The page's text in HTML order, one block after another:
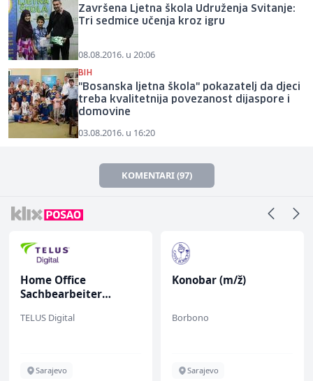
Završena Ljetna škola Udruženja Svitanje:
Tri sedmice učenja kroz igru
08.08.2016. u 20:06
BIH
"Bosanska ljetna škola" pokazatelj da djeci
treba kvalitetnija povezanost dijaspore i
domovine
03.08.2016. u 16:20
KOMENTARI (97)
Home Office
Sachbearbeiter
bekannten deutschen
TELUS Digital
Sarajevo
Konobar (m/ž)
Borbono
Sarajevo